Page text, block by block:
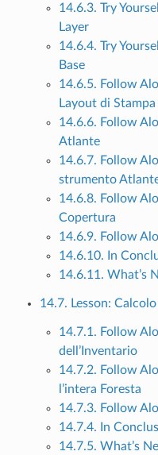
14.6.3. Try
Layer
14.6.4. Try
Base
14.6.5. Follow
Layout di Stampa
14.6.6. Follow
Atlante
14.6.7. Follow
strumento
14.6.8. Follow
Copertura
14.6.9. Follow
14.6.10. In
14.6.11. What’s
14.7. Lesson:
14.7.1. Follow
dell’Inventario
14.7.2. Follow
l’intera Foresta
14.7.3. Follow
14.7.4. In
14.7.5. What’s